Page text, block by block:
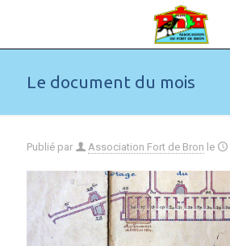
Le document du mois
Publié par Association Fort de Bron le